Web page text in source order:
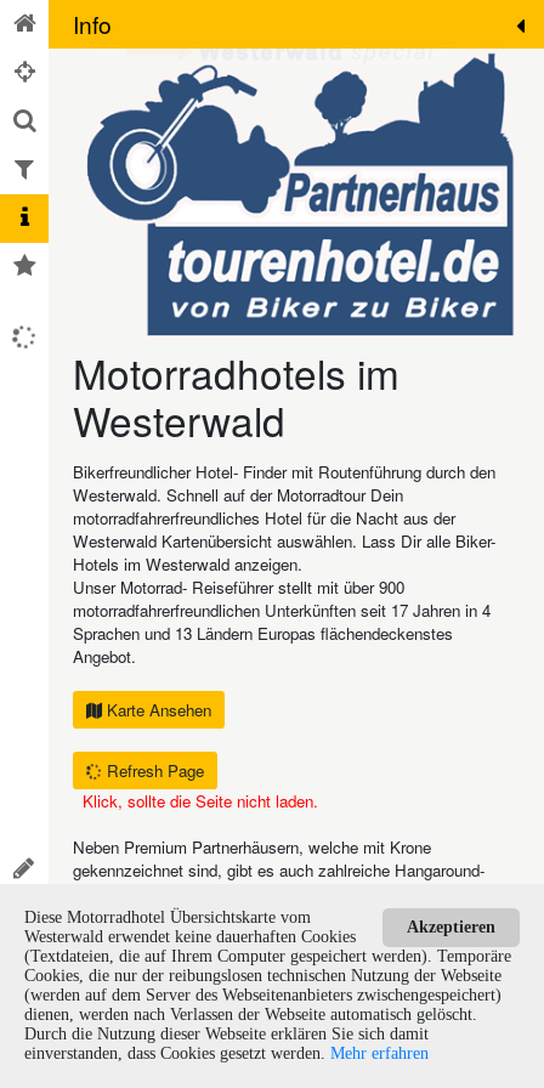
2020
Info
Motorradhotels im
Westerwald
Bikerfreundlicher Hotel- Finder mit Routenführung durch den
Westerwald. Schnell auf der Motorradtour Dein
motorradfahrerfreundliches Hotel für die Nacht aus der
Westerwald Kartenübersicht auswählen. Lass Dir alle Biker-
Hotels im Westerwald anzeigen.
Unser Motorrad- Reiseführer stellt mit über 900
motorradfahrerfreundlichen Unterkünften seit 17 Jahren in 4
Sprachen und 13 Ländern Europas flächendeckenstes
Angebot.
Karte Ansehen
Refresh Page
Klick, sollte die Seite nicht laden.
Neben Premium Partnerhäusern, welche mit Krone
gekennzeichnet sind, gibt es auch zahlreiche Hangaround-
eingeschränkten Inhalten.
Über den den Button "Here I Am" kannst Du Deinen
aktuellen Standort lokalisieren und die nächsten Partnerhotels
um Dich herum anzeigen lassen oder eine Navigation starten.
Suchst Du einen bestimmten Ort oder eine Region, so nutze
Akzeptieren
Diese Motorradhotel Übersichtskarte vom
Westerwald erwendet keine dauerhaften Cookies
(Textdateien, die auf Ihrem Computer gespeichert werden). Temporäre
Cookies, die nur der reibungslosen technischen Nutzung der Webseite
(werden auf dem Server des Webseitenanbieters zwischengespeichert)
dienen, werden nach Verlassen der Webseite automatisch gelöscht.
Durch die Nutzung dieser Webseite erklären Sie sich damit
einverstanden, dass Cookies gesetzt werden. Mehr erfahren